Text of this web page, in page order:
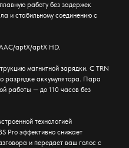
работу без задержек
и стабильному соединению с
aptX/aptX HD.
магнитной зарядки. С TRN
разрядке аккумулятора. Пара
работы — до 110 часов без
технологией
Pro эффективно снижает
и передает ваш голос с